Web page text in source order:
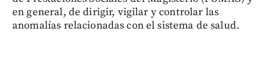
en general, de dirigir, vigilar y controlar las
anomalías relacionadas con el sistema de salud.